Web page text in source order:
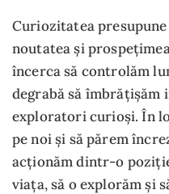
Curiozitatea
noutatea și
încerca să controlăm
degrabă să
exploratori curioși. În
pe noi și să părem
acționăm dintr-o
viața, să o explorăm și